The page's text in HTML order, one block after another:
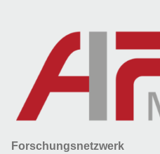
Forschungsnetzwerk